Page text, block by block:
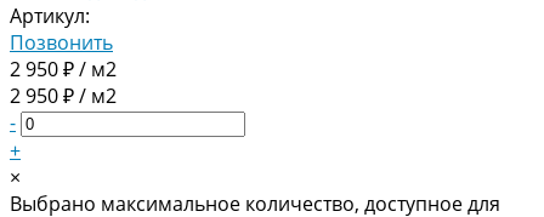
Артикул:
Позвонить
2 950 ₽ / м2
2 950 ₽ / м2
-
+
×
Выбрано максимальное количество, доступное для